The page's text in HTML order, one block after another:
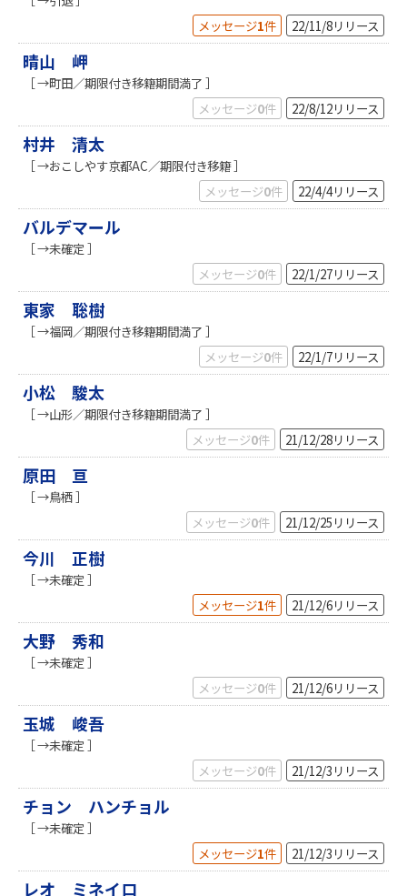
メッセージ1件 22/11/8リリース
晴山 岬
［ →町田／期限付き移籍期間満了 ］
メッセージ0件 22/8/12リリース
村井 清太
［ →おこしやす京都AC／期限付き移籍 ］
メッセージ0件 22/4/4リリース
バルデマール
［ →未確定 ］
メッセージ0件 22/1/27リリース
東家 聡樹
［ →福岡／期限付き移籍期間満了 ］
メッセージ0件 22/1/7リリース
小松 駿太
［ →山形／期限付き移籍期間満了 ］
メッセージ0件 21/12/28リリース
原田 亘
［ →鳥栖 ］
メッセージ0件 21/12/25 リリース
今川 正樹
［ →未確定 ］
メッセージ1件 21/12/6リリース
大野 秀和
［ →未確定 ］
メッセージ0件 21/12/6リリース
玉城 峻吾
［ →未確定 ］
メッセージ0件 21/12/3 リリース
チョン ハンチョル
［ →未確定 ］
メッセージ1件 21/12/3 リリース
レオ ミネイロ